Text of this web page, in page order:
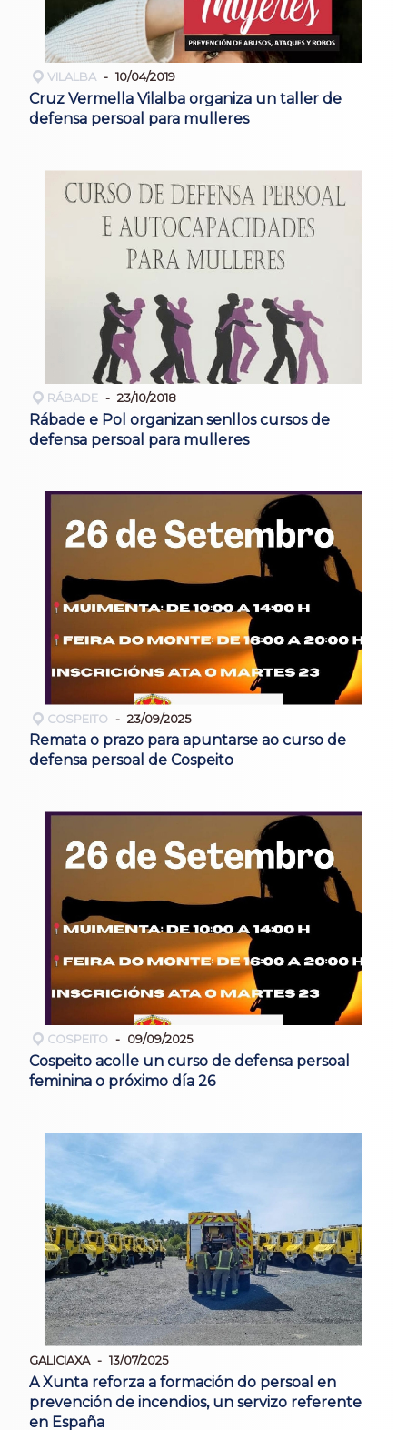
VILALBA 10/04/2019
Cruz Vermella Vilalba organiza un taller de
defensa persoal para mulleres
RÁBADE 23/10/2018
Rábade e Pol organizan senllos cursos de
defensa persoal para mulleres
COSPEITO 23/09/2025
Remata o prazo para apuntarse ao curso de
defensa persoal de Cospeito
COSPEITO 09/09/2025
Cospeito acolle un curso de defensa persoal
feminina o próximo día 26
GALICIAXA 13/07/2025
A Xunta reforza a formación do persoal en
prevención de incendios, un servizo referente
en España